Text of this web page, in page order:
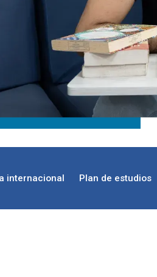
internacional Plan de estudios